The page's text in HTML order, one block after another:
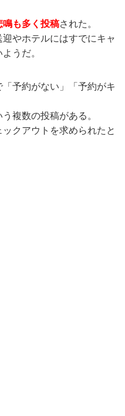
も多く投稿された。
やホテルにはすでにキャ
うだ。
予約がない」「予約がキ
複数の投稿がある。
クアウトを求められたと